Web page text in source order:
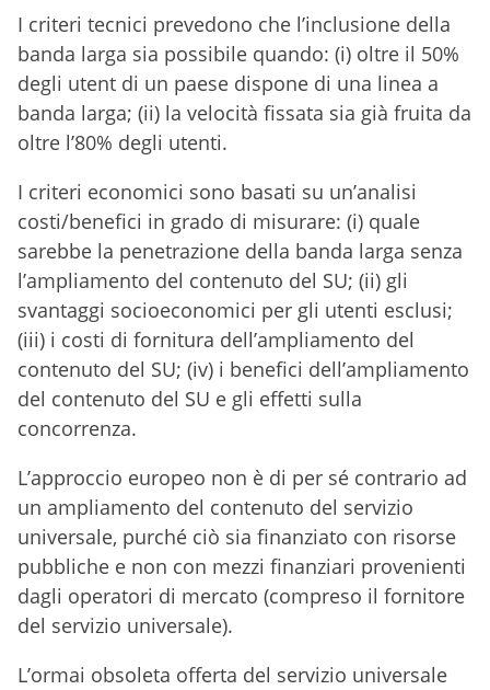
I criteri tecnici prevedono che l’inclusione della
banda larga sia possibile quando: (i) oltre il 50%
degli utent di un paese dispone di una linea a
banda larga; (ii) la velocità fissata sia già fruita da
oltre l’80% degli utenti.
I criteri economici sono basati su un’analisi
costi/benefici in grado di misurare: (i) quale
sarebbe la penetrazione della banda larga senza
l’ampliamento del contenuto del SU; (ii) gli
svantaggi socioeconomici per gli utenti esclusi;
(iii) i costi di fornitura dell’ampliamento del
contenuto del SU; (iv) i benefici dell’ampliamento
del contenuto del SU e gli effetti sulla
concorrenza.
L’approccio europeo non è di per sé contrario ad
un ampliamento del contenuto del servizio
universale, purché ciò sia finanziato con risorse
pubbliche e non con mezzi finanziari provenienti
dagli operatori di mercato (compreso il fornitore
del servizio universale).
L’ormai obsoleta offerta del servizio universale